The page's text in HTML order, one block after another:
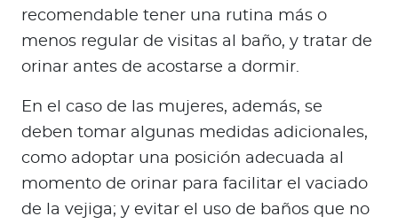
recomendable tener una rutina más o
menos regular de visitas al baño, y tratar de
orinar antes de acostarse a dormir.
En el caso de las mujeres, además, se
deben tomar algunas medidas adicionales,
como adoptar una posición adecuada al
momento de orinar para facilitar el vaciado
de la vejiga; y evitar el uso de baños que no